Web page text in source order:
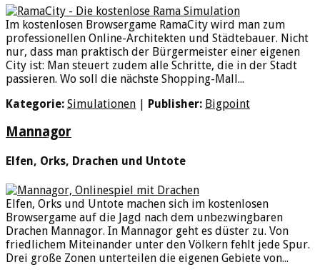
Im kostenlosen Browsergame RamaCity wird man zum
professionellen Online-Architekten und Städtebauer. Nicht
nur, dass man praktisch der Bürgermeister einer eigenen
City ist: Man steuert zudem alle Schritte, die in der Stadt
passieren. Wo soll die nächste Shopping-Mall...
Kategorie: Simulationen Publisher: Bigpoint
Mannagor
Elfen, Orks, Drachen und Untote
Elfen, Orks und Untote machen sich im kostenlosen
Browsergame auf die Jagd nach dem unbezwingbaren
Drachen Mannagor. In Mannagor geht es düster zu. Von
friedlichem Miteinander unter den Völkern fehlt jede Spur.
Drei große Zonen unterteilen die eigenen Gebiete von...